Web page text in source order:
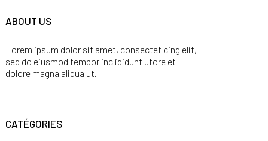
ABOUT US
Lorem ipsum dolor sit amet, consectet cing elit,
sed do eiusmod tempor inc ididunt utore et
dolore magna aliqua ut.
CATÉGORIES